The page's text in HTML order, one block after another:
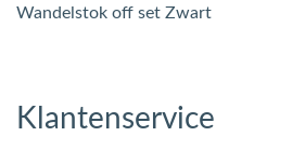
Wandelstok off set Zwart
Klantenservice